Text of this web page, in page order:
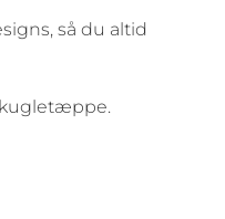
så du altid